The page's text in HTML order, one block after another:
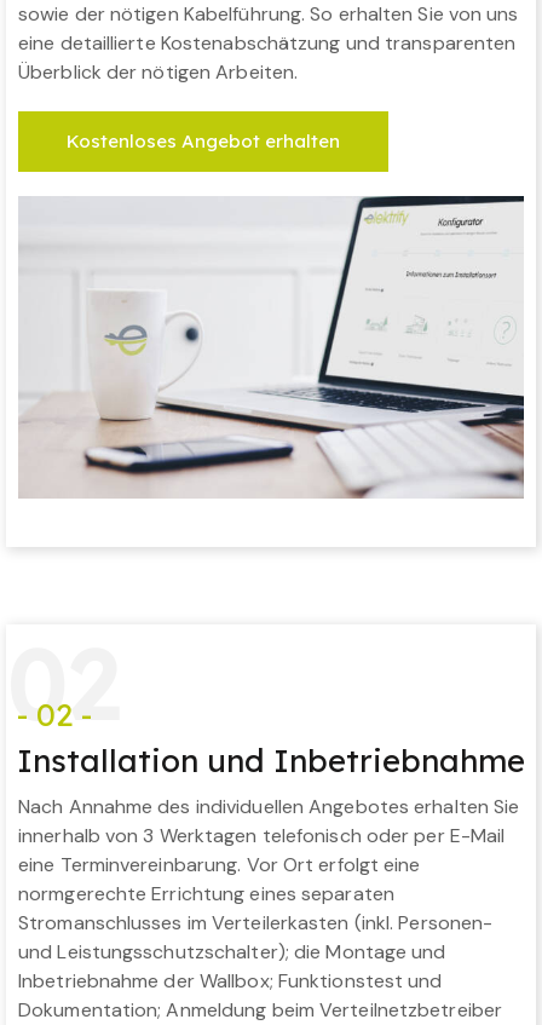
sowie der nötigen Kabelführung. So erhalten Sie von uns
eine detaillierte Kostenabschätzung und transparenten
Überblick der nötigen Arbeiten.
Kostenloses Angebot erhalten
02
- 02 -
Installation und Inbetriebnahme
Nach Annahme des individuellen Angebotes erhalten Sie
innerhalb von 3 Werktagen telefonisch oder per E-Mail
eine Terminvereinbarung. Vor Ort erfolgt eine
normgerechte Errichtung eines separaten
Stromanschlusses im Verteilerkasten (inkl. Personen-
und Leistungsschutzschalter); die Montage und
Inbetriebnahme der Wallbox; Funktionstest und
Dokumentation; Anmeldung beim Verteilnetzbetreiber